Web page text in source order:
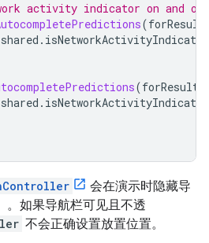
activity indicator on and
(
shared .
(
shared .
会在演示时隐藏导
。如果导航栏可见且不透
不会正确设置放置位置。